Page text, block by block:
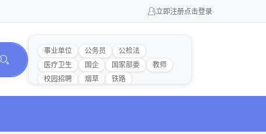
立即注册点击登录
事业单位 公务员
公检法
医疗卫生
国企 国家部委
教师
校园招聘
烟草 铁路